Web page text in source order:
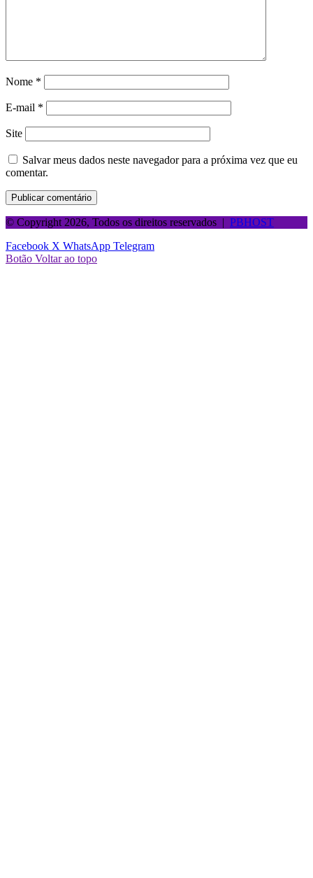
Nome *
E-mail *
Site
Salvar meus dados neste navegador para a próxima vez que eu
comentar.
© Copyright 2026, Todos os direitos reservados | PBHOST
Facebook X WhatsApp Telegram
Botão Voltar ao topo